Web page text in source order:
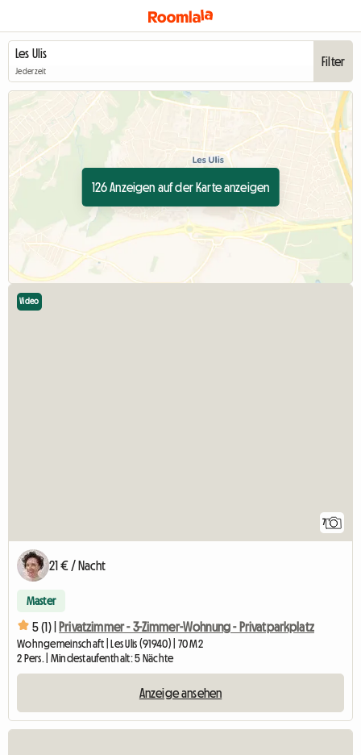
Jederzeit
Filter
126 Anzeigen auf der Karte anzeigen
7
Video
21 € / Nacht
Master
5 (1) | Privatzimmer - 3-Zimmer-Wohnung - Privatparkplatz
Wohngemeinschaft | Les Ulis (91940) | 70 M2
2 Pers. | Mindestaufenthalt: 5 Nächte
Anzeige ansehen